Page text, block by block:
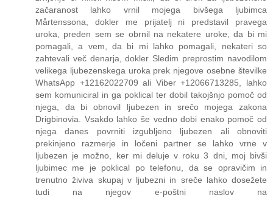
začaranost lahko vrnil mojega bivšega ljubimca
Mårtenssona, dokler me prijatelj ni predstavil pravega
uroka, preden sem se obrnil na nekatere uroke, da bi mi
pomagali, a vem, da bi mi lahko pomagali, nekateri so
zahtevali več denarja, dokler Sledim preprostim navodilom
velikega ljubezenskega uroka prek njegove osebne številke
WhatsApp +12162022709 ali Viber +12066713285, lahko
sem komuniciral in ga poklical ter dobil takojšnjo pomoč od
njega, da bi obnovil ljubezen in srečo mojega zakona
Drigbinovia. Vsakdo lahko še vedno dobi enako pomoč od
njega danes povrniti izgubljeno ljubezen ali obnoviti
prekinjeno razmerje in ločeni partner se lahko vrne v
ljubezen je možno, ker mi deluje v roku 3 dni, moj bivši
ljubimec me je poklical po telefonu, da se opravičim in
trenutno živiva skupaj v ljubezni in sreče lahko dosežete
tudi na njegov e-poštni naslov na